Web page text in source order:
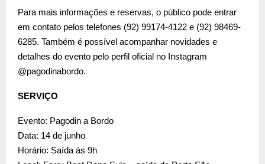
Para mais informações e reservas, o público pode entrar
em contato pelos telefones (92) 99174-4122 e (92) 98469-
6285. Também é possível acompanhar novidades e
detalhes do evento pelo perfil oficial no Instagram
@pagodinabordo.
SERVIÇO
Evento: Pagodin a Bordo
Data: 14 de junho
Horário: Saída às 9h